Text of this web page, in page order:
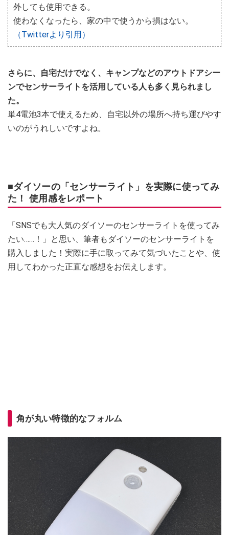
外しても使用できる。
使わなくなったら、家の中で使うから損はない。
（Twitterより引用）
さらに、自宅だけでなく、キャンプなどのアウトドアシー
ンでセンサーライトを活用している人も多く見られまし
た。
単4電池3本で使えるため、自宅以外の場所へ持ち運びやす
いのがうれしいですよね。
■ダイソーの「センサーライト」を実際に使ってみ
た！ 使用感をレポート
「SNSでも大人気のダイソーのセンサーライトを使ってみ
たい……！」と思い、筆者もダイソーのセンサーライトを
購入しました！実際に手に取ってみて気づいたことや、使
用してわかった正直な感想をお伝えします。
角が丸い特徴的なフォルム